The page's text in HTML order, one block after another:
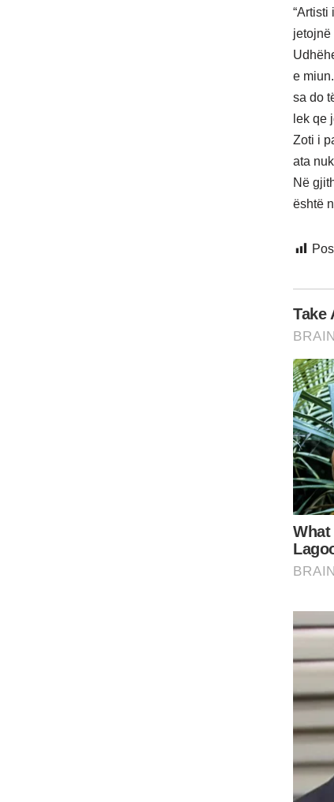
“Artisti
jetojnë
e
sa do
lek qe
Zoti i
ata
Në
është